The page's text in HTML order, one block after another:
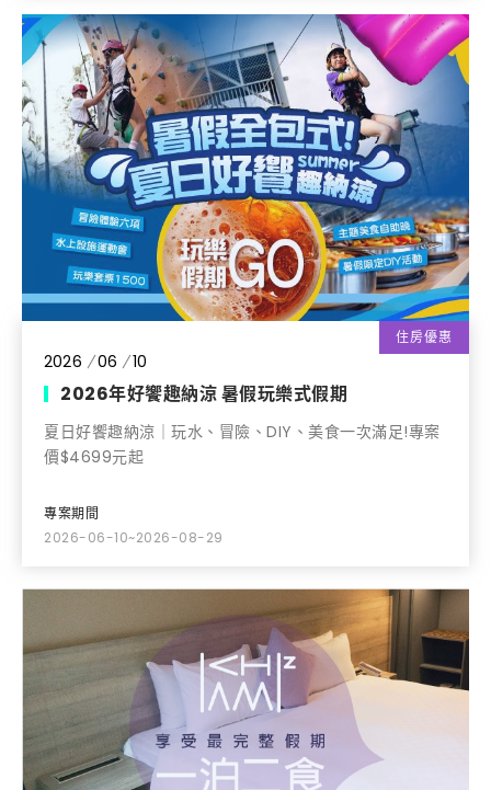
2026 06 10
住房優惠
2026年好饗趣納涼 暑假玩樂式假期
夏日好饗趣納涼｜玩水、冒險、DIY、美食一次滿足!專案
價$4699元起
專案期間
2026-06-10~2026-08-29